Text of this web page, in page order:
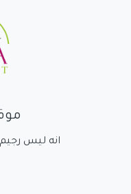
انه ليس